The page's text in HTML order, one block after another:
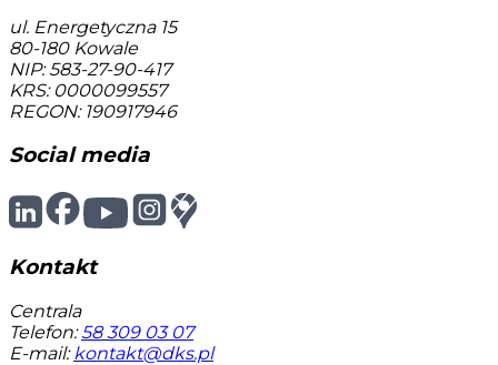
ul. Energetyczna 15
80-180 Kowale
NIP: 583-27-90-417
KRS: 0000099557
REGON: 190917946
Social media
Kontakt
Centrala
Telefon: 58 309 03 07
E-mail: kontakt@dks.pl